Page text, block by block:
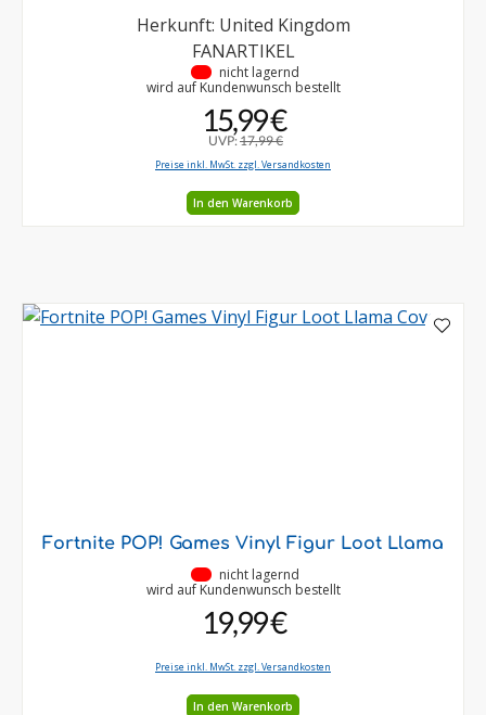
Herkunft: United Kingdom
FANARTIKEL
nicht lagernd
wird auf Kundenwunsch bestellt
15,99 €
UVP: 17,99 €
Preise inkl. MwSt. zzgl. Versandkosten
In den Warenkorb
Fortnite POP! Games Vinyl Figur Loot Llama
nicht lagernd
wird auf Kundenwunsch bestellt
19,99 €
Preise inkl. MwSt. zzgl. Versandkosten
In den Warenkorb